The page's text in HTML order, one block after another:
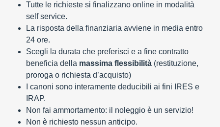
Tutte le richieste si finalizzano online in modalità
self service.
La risposta della finanziaria avviene in media entro
24 ore.
Scegli la durata che preferisci e a fine contratto
beneficia della massima flessibilità (restituzione,
proroga o richiesta d’acquisto)
I canoni sono interamente deducibili ai fini IRES e
IRAP.
Non fai ammortamento: il noleggio è un servizio!
Non è richiesto nessun anticipo.